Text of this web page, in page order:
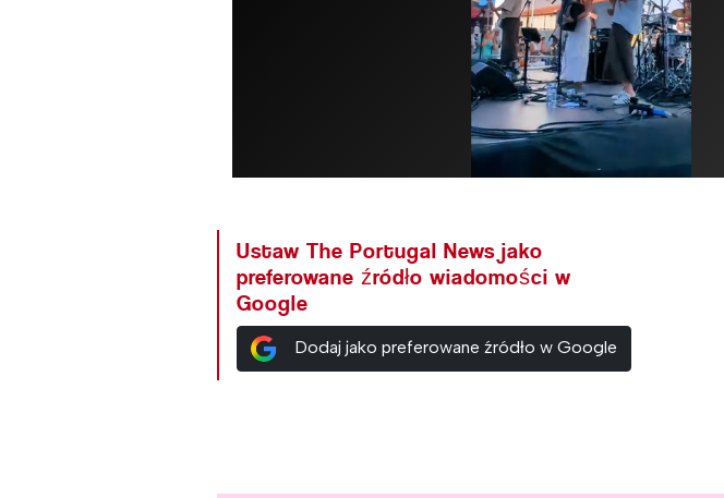
Ustaw The Portugal News jako
preferowane źródło wiadomości w
Google
Dodaj jako preferowane źródło w Google